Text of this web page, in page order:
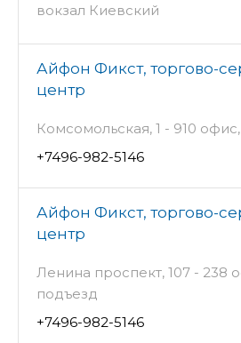
вокзал Киевский
Айфон Фикст, торгово-
центр
Комсомольская, 1 - 910
+7496-982-5146
Айфон Фикст, торгово-
центр
Ленина проспект, 107 - 238
подъезд
+7496-982-5146